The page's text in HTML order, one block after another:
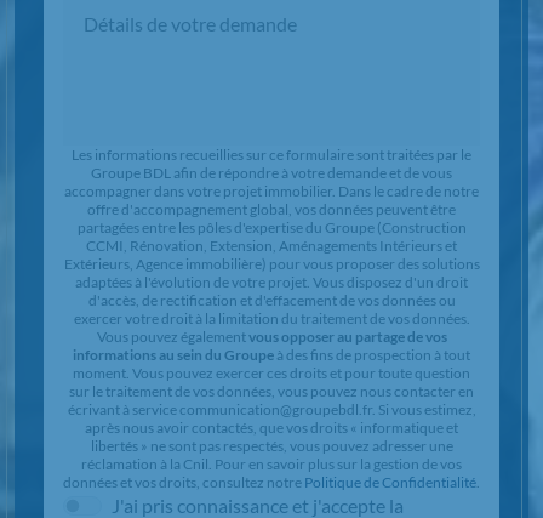
Les informations recueillies sur ce formulaire sont traitées par le
Groupe BDL afin de répondre à votre demande et de vous
accompagner dans votre projet immobilier. Dans le cadre de notre
offre d'accompagnement global, vos données peuvent être
partagées entre les pôles d'expertise du Groupe (Construction
CCMI, Rénovation, Extension, Aménagements Intérieurs et
Extérieurs, Agence immobilière) pour vous proposer des solutions
adaptées à l'évolution de votre projet. Vous disposez d'un droit
d'accès, de rectification et d'effacement de vos données ou
exercer votre droit à la limitation du traitement de vos données.
Vous pouvez égalementvous opposer au partage de vos
informations au sein du Groupe à des fins de prospection à tout
moment. Vous pouvez exercer ces droits et pour toute question
sur le traitement de vos données, vous pouvez nous contacter en
écrivant à service communication@groupebdl.fr. Si vous estimez,
après nous avoir contactés, que vos droits « informatique et
libertés » ne sont pas respectés, vous pouvez adresser une
réclamation à la Cnil. Pour en savoir plus sur la gestion de vos
données et vos droits, consultez notre Politique de Confidentialité
J'ai pris connaissance et j'accepte la